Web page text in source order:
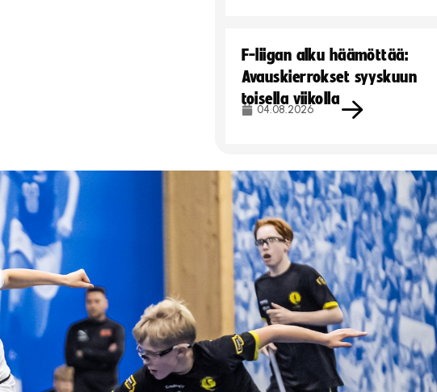
F-liigan alku häämöttää:
Avauskierrokset syyskuun
toisella viikolla
04.08.2026